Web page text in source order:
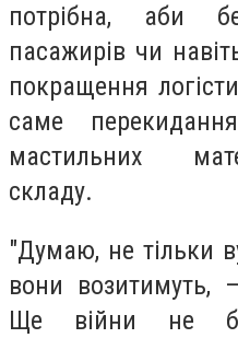
потрібна, аби
пасажирів чи
покращення
саме
мастильних
складу.
"Думаю, не тільки
вони возитимуть,
Ще війни не